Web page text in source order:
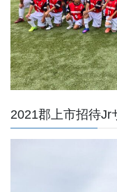
2021郡上市招待Jr